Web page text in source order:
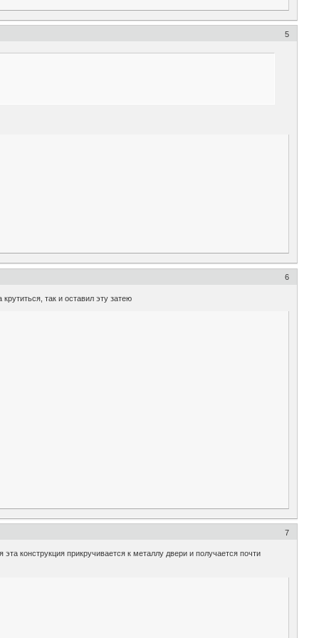
5
6
так и оставил эту затею
7
конструкция прикручивается к металлу двери и получается почти